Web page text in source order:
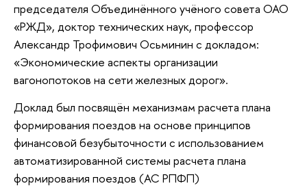
председателя Объединённого учёного совета ОАО
«РЖД», доктор технических наук, профессор
Александр Трофимович Осьминин с докладом:
«Экономические аспекты организации
вагонопотоков на сети железных дорог».
Доклад был посвящён механизмам расчета плана
формирования поездов на основе принципов
финансовой безубыточности с использованием
автоматизированной системы расчета плана
формирования поездов (АС РПФП)